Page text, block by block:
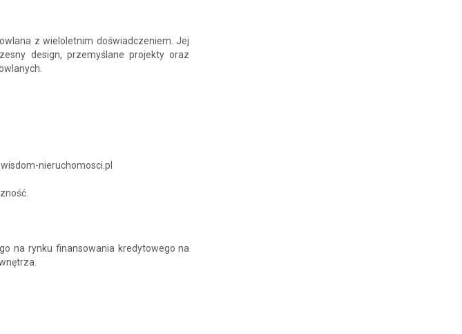
z wieloletnim doświadczeniem. Jej
design, przemyślane projekty oraz
nieruchomosci.pl
na rynku finansowania kredytowego na